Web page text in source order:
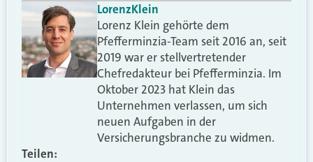
LorenzKlein
Lorenz Klein gehörte dem
Pfefferminzia-Team seit 2016 an, seit
2019 war er stellvertretender
Chefredakteur bei Pfefferminzia. Im
Oktober 2023 hat Klein das
Unternehmen verlassen, um sich
neuen Aufgaben in der
Versicherungsbranche zu widmen.
Teilen: